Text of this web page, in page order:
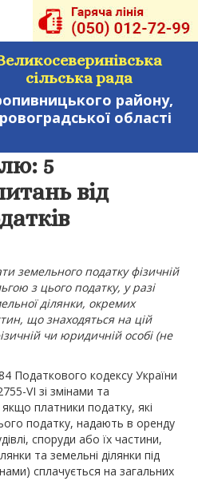
сільська рада
району,
області
5
від
земельного податку фізичній
з цього податку, у разі
ділянки, окремих
що знаходяться на цій
чи юридичній особі (не
Податкового кодексу України
VI зі змінами та
платники податку, які
податку, надають в оренду
споруди або їх частини,
та земельні ділянки під
сплачується на загальних